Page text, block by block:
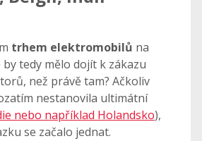
trhem elektromobilů na
tedy mělo dojít k zákazu
než právě tam? Ačkoliv
nestanovila ultimátní
nebo například Holandsko),
se začalo jednat.